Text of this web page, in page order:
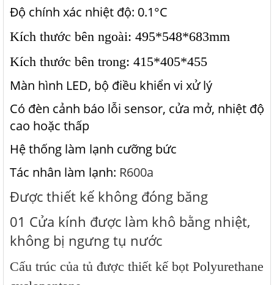
Độ chính xác nhiệt độ: 0.1°C
Kích thước bên ngoài: 495*548*683mm
Kích thước bên trong: 415*405*455
Màn hình LED, bộ điều khiển vi xử lý
Có đèn cảnh báo lỗi sensor, cửa mở, nhiệt độ
cao hoặc thấp
Hệ thống làm lạnh cưỡng bức
Tác nhân làm lạnh: R600a
Được thiết kế không đóng băng
01 Cửa kính được làm khô bằng nhiệt,
không bị ngưng tụ nước
Cấu trúc của tủ được thiết kế bọt Polyurethane